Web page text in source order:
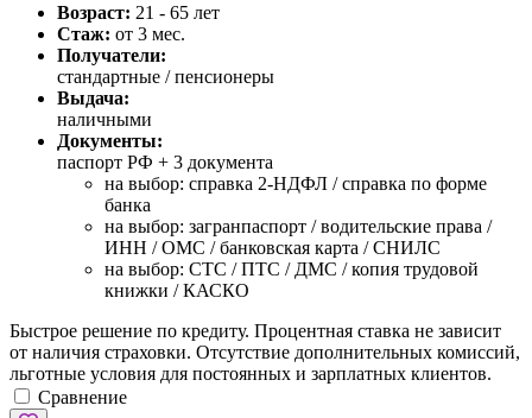
Возраст: 21 - 65 лет
Стаж: от 3 мес.
Получатели:
стандартные / пенсионеры
Выдача:
наличными
Документы:
паспорт РФ + 3 документа
на выбор: справка 2-НДФЛ / справка по форме
банка
на выбор: загранпаспорт / водительские права /
ИНН / ОМС / банковская карта / СНИЛС
на выбор: СТС / ПТС / ДМС / копия трудовой
книжки / КАСКО
Быстрое решение по кредиту. Процентная ставка не зависит
от наличия страховки. Отсутствие дополнительных комиссий,
льготные условия для постоянных и зарплатных клиентов.
Сравнение